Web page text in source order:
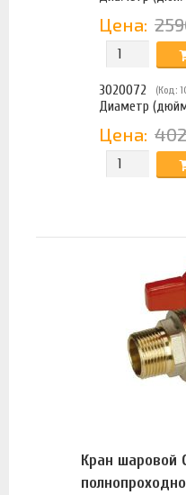
Цена:
3020072 (Код:
Диаметр
Цена:
Кран шаровой